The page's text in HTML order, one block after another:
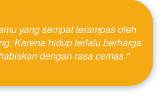
Karena hidup terlalu berharga
dengan rasa cemas."